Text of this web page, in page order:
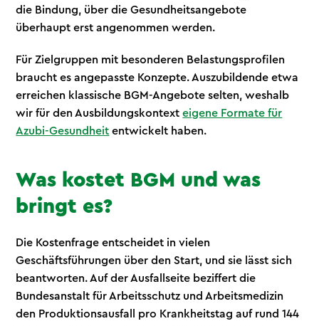
die Bindung, über die Gesundheitsangebote
überhaupt erst angenommen werden.
Für Zielgruppen mit besonderen Belastungsprofilen
braucht es angepasste Konzepte. Auszubildende etwa
erreichen klassische BGM-Angebote selten, weshalb
wir für den Ausbildungskontexteigene Formate für
Azubi-Gesundheit entwickelt haben.
Was kostet BGM und was
bringt es?
Die Kostenfrage entscheidet in vielen
Geschäftsführungen über den Start, und sie lässt sich
beantworten. Auf der Ausfallseite beziffert die
Bundesanstalt für Arbeitsschutz und Arbeitsmedizin
den Produktionsausfall pro Krankheitstag auf rund 144